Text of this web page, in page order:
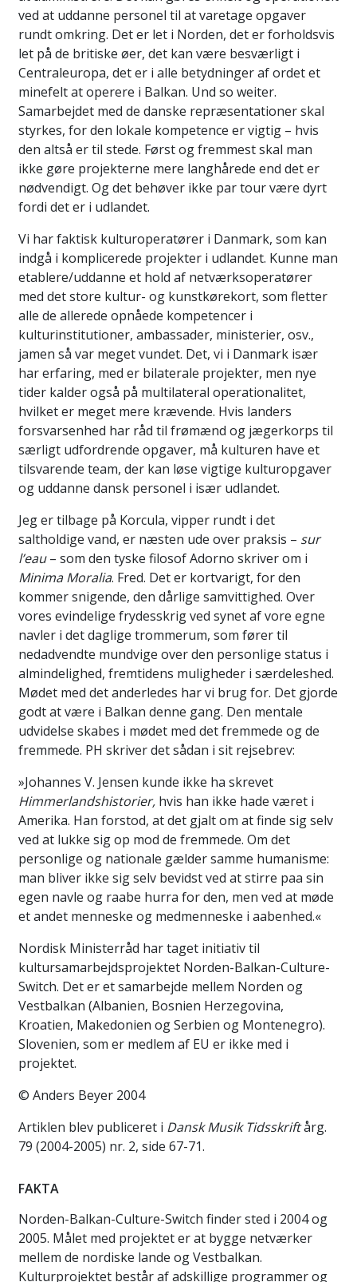
ved at uddanne personel til at varetage opgaver
rundt omkring. Det er let i Norden, det er forholdsvis
let på de britiske øer, det kan være besværligt i
Centraleuropa, det er i alle betydninger af ordet et
minefelt at operere i Balkan. Und so weiter.
Samarbejdet med de danske repræsentationer skal
styrkes, for den lokale kompetence er vigtig – hvis
den altså er til stede. Først og fremmest skal man
ikke gøre projekterne mere langhårede end det er
nødvendigt. Og det behøver ikke par tour være dyrt
fordi det er i udlandet.
Vi har faktisk kulturoperatører i Danmark, som kan
indgå i komplicerede projekter i udlandet. Kunne man
etablere/uddanne et hold af netværksoperatører
med det store kultur- og kunstkørekort, som fletter
alle de allerede opnåede kompetencer i
kulturinstitutioner, ambassader, ministerier, osv.,
jamen så var meget vundet. Det, vi i Danmark især
har erfaring, med er bilaterale projekter, men nye
tider kalder også på multilateral operationalitet,
hvilket er meget mere krævende. Hvis landers
forsvarsenhed har råd til frømænd og jægerkorps til
særligt udfordrende opgaver, må kulturen have et
tilsvarende team, der kan løse vigtige kulturopgaver
og uddanne dansk personel i især udlandet.
Jeg er tilbage på Korcula, vipper rundt i det
saltholdige vand, er næsten ude over praksis – sur
l’eau– som den tyske filosof Adorno skriver om i
Minima Moralia. Fred. Det er kortvarigt, for den
kommer snigende, den dårlige samvittighed. Over
vores evindelige frydesskrig ved synet af vore egne
navler i det daglige trommerum, som fører til
nedadvendte mundvige over den personlige status i
almindelighed, fremtidens muligheder i særdeleshed.
Mødet med det anderledes har vi brug for. Det gjorde
godt at være i Balkan denne gang. Den mentale
udvidelse skabes i mødet med det fremmede og de
fremmede. PH skriver det sådan i sit rejsebrev:
»Johannes V. Jensen kunde ikke ha skrevet
Himmerlandshistorier, hvis han ikke hade været i
Amerika. Han forstod, at det gjalt om at finde sig selv
ved at lukke sig op mod de fremmede. Om det
personlige og nationale gælder samme humanisme:
man bliver ikke sig selv bevidst ved at stirre paa sin
egen navle og raabe hurra for den, men ved at møde
et andet menneske og medmenneske i aabenhed.«
Nordisk Ministerråd har taget initiativ til
kultursamarbejdsprojektet Norden-Balkan-Culture-
Switch. Det er et samarbejde mellem Norden og
Vestbalkan (Albanien, Bosnien Herzegovina,
Kroatien, Makedonien og Serbien og Montenegro).
Slovenien, som er medlem af EU er ikke med i
projektet.
© Anders Beyer 2004
Artiklen blev publiceret i Dansk Musik Tidsskriftårg.
79 (2004-2005) nr. 2, side 67-71.
FAKTA
Norden-Balkan-Culture-Switch finder sted i 2004 og
2005. Målet med projektet er at bygge netværker
mellem de nordiske lande og Vestbalkan.
Kulturprojektet består af adskillige programmer og